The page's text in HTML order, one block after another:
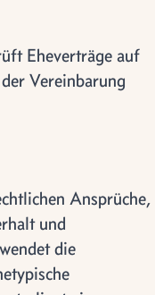
Eheverträge auf
Vereinbarung
Ansprüche,
und
die